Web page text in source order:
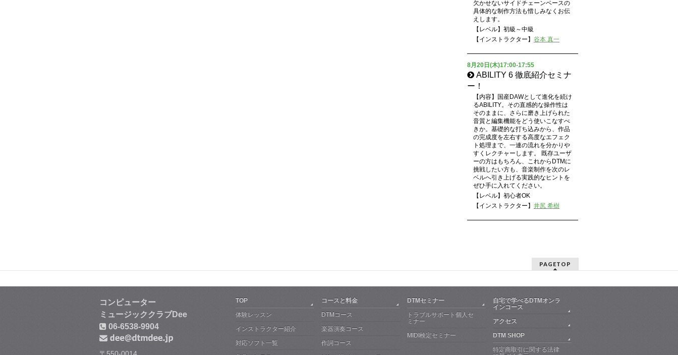
欠かせないサイドチェーンベースの
具体的な制作方法も惜しみなくお伝
えします。
【レベル】初級～中級
【インストラクター】 谷本 真一
8月20日(木)17:00-17:55
ABILITY 6 徹底紹介セミナ
ー！
【内容】国産DAWとして進化を続け
るABILITY。その直感的な操作性は
そのままに、さらに磨き上げられた
音質と編集機能をどう使いこなすべ
きか。基礎的な打ち込みから、作品
の完成度を左右する高度なエフェク
ト処理まで、一連の流れを分かりや
すくレクチャーします。 既存ユーザ
ーの方はもちろん、これからDTMに
挑戦したい方も、音楽制作を次のレ
ベルへ引き上げる実践的なヒントを
ぜひ手に入れてください。
【レベル】初心者OK
【インストラクター】 井尻 希樹
PAGETOP
コンピューター
ミュージッククラブDee
06-6538-9904
TOP
体験レッスン
インストラクター紹介
対応ソフト一覧
コースと料金
DTMコース
楽器演奏コース
作詞コース
DTMセミナー
トラブルサポート個人セ
ミナー
MIDI検定セミナー
自宅で学べるDTMオンラ
インコース
アクセス
DTM SHOP
特定商取引に関する法律